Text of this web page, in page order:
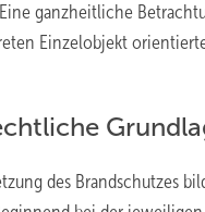
ganzheitliche
Einzelobjekt
des Brandschutzes